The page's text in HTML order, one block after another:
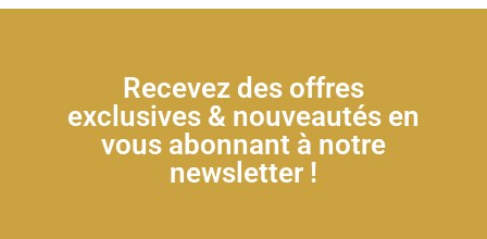
Recevez des offres
exclusives & nouveautés en
vous abonnant à notre
newsletter !